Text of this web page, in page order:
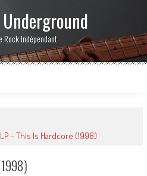
Rock Indépendant
– This Is Hardcore (1998)